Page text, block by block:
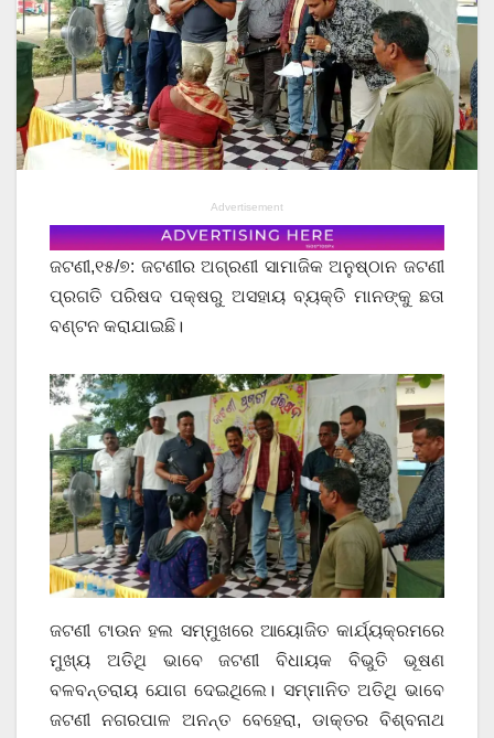
Advertisement
ଜଟଣୀ,୧୫/୭: ଜଟଣୀର ଅଗ୍ରଣୀ ସାମାଜିକ ଅନୁଷ୍ଠାନ ଜଟଣୀ
ପ୍ରଗତି ପରିଷଦ ପକ୍ଷରୁ ଅସହାୟ ବ୍ୟକ୍ତି ମାନଙ୍କୁ ଛତା
ବଣ୍ଟନ କରାଯାଇଛି।
ଜଟଣୀ ଟାଉନ ହଲ ସମ୍ମୁଖରେ ଆୟୋଜିତ କାର୍ଯ୍ୟକ୍ରମରେ
ମୁଖ୍ୟ ଅତିଥି ଭାବେ ଜଟଣୀ ବିଧାୟକ ବିଭୁତି ଭୂଷଣ
ବଳବନ୍ତରାୟ ଯୋଗ ଦେଇଥିଲେ। ସମ୍ମାନିତ ଅତିଥି ଭାବେ
ଜଟଣୀ ନଗରପାଳ ଅନନ୍ତ ବେହେରା, ଡାକ୍ତର ବିଶ୍ବନାଥ